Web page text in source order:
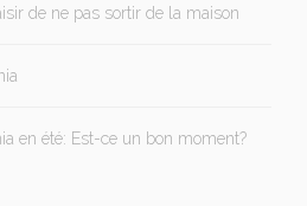
de ne pas sortir de la maison
en été: Est-ce un bon moment?